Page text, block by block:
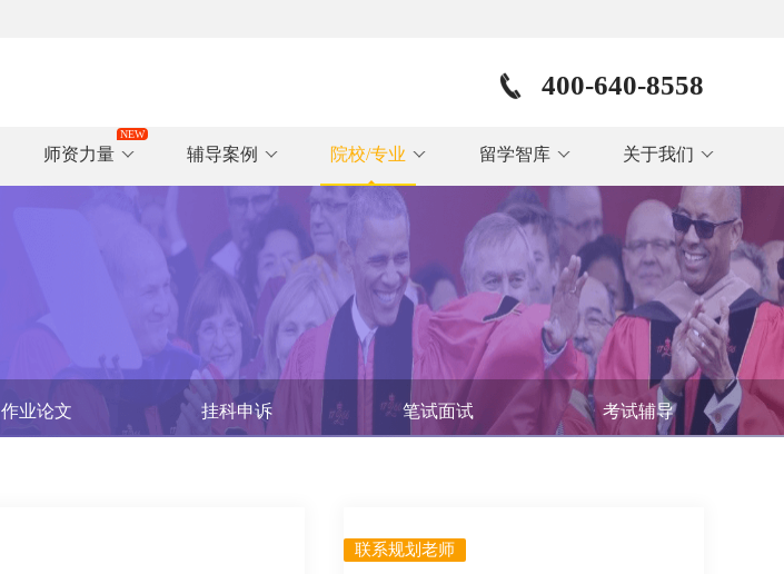
400-640-8558
师资力量 辅导案例 院校/专业 留学智库 关于我们
作业论文 挂科申诉 笔试面试 考试辅导
联系规划老师